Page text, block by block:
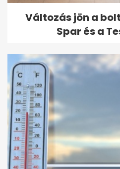
Változás jön a
Spar és a